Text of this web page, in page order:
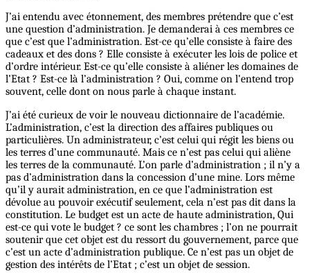
J’ai entendu avec étonnement, des membres prétendre que c’est
une question d’administration. Je demanderai à ces membres ce
que c’est que l’administration. Est-ce qu’elle consiste à faire des
cadeaux et des dons ? Elle consiste à exécuter les lois de police et
d’ordre intérieur. Est-ce qu’elle consiste à aliéner les domaines de
l’Etat ? Est-ce là l’administration ? Oui, comme on l’entend trop
souvent, celle dont on nous parle à chaque instant.
J’ai été curieux de voir le nouveau dictionnaire de l’académie.
L’administration, c’est la direction des affaires publiques ou
particulières. Un administrateur, c’est celui qui régit les biens ou
les terres d’une communauté. Mais ce n’est pas celui qui aliène
les terres de la communauté. L’on parle d’administration ; il n’y a
pas d’administration dans la concession d’une mine. Lors même
qu’il y aurait administration, en ce que l’administration est
dévolue au pouvoir exécutif seulement, cela n’est pas dit dans la
constitution. Le budget est un acte de haute administration, Qui
est-ce qui vote le budget ? ce sont les chambres ; l’on ne pourrait
soutenir que cet objet est du ressort du gouvernement, parce que
c’est un acte d’administration publique. Ce n’est pas un objet de
gestion des intérêts de l’Etat ; c’est un objet de session.